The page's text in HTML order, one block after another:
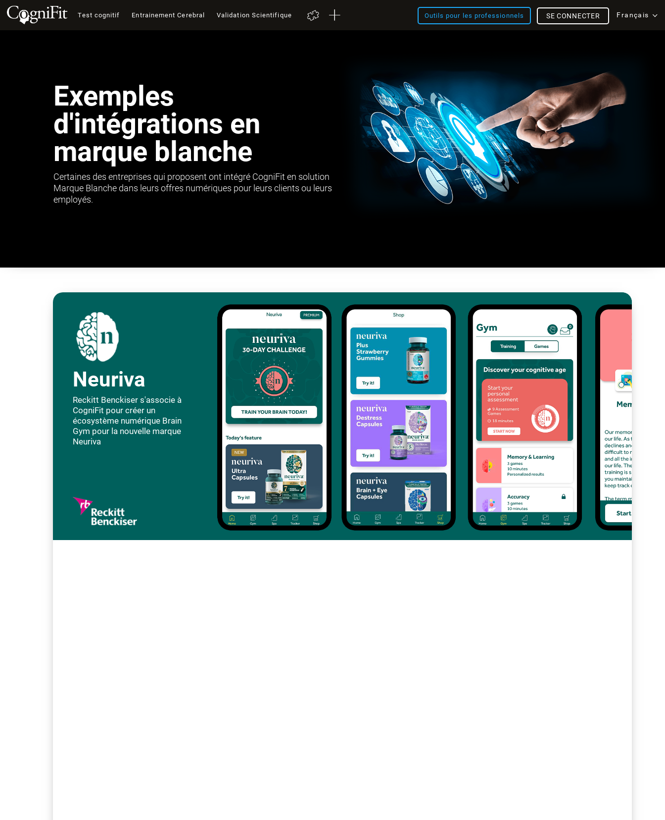
Test cognitif Entrainement Cerebral Validation Scientifique Outils pour les professionnels Français
SE CONNECTER
Exemples
d'intégrations en
marque blanche
Certaines des entreprises qui proposent ont intégré CogniFit en solution
Marque Blanche dans leurs offres numériques pour leurs clients ou leurs
employés.
Neuriva
Reckitt Benckiser s'associe à
CogniFit pour créer un
écosystème numérique Brain
Gym pour la nouvelle marque
Neuriva